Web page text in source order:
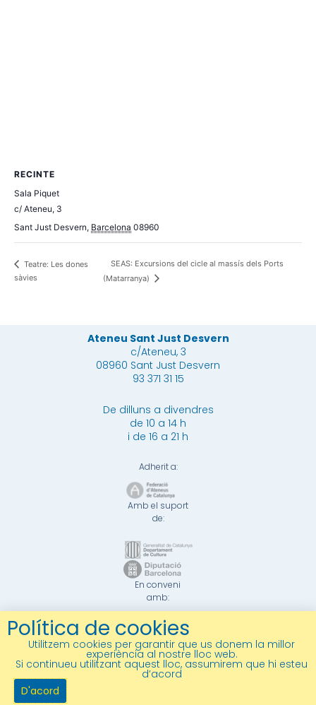
RECINTE
Sala Piquet
c/ Ateneu, 3
Sant Just Desvern, Barcelona 08960
Teatre: Les dones
sàvies
SEAS: Excursions del cicle al massís dels Ports
(Matarranya)
Ateneu Sant Just Desvern
c/Ateneu, 3
08960 Sant Just Desvern
93 371 31 15
De dilluns a divendres
de 10 a 14 h
i de 16 a 21 h
Adherit a:
Amb el suport
de:
En conveni
amb:
© 2026 Tots els drets reservats – Política de Privacitat
– Avís legal–Punt Lila–Política de venda i
Política de cookies
Utilitzem cookies per garantir que us donem la millor
experiència al nostre lloc web.
Si continueu utilitzant aquest lloc, assumirem que hi esteu
d’acord
D'acord